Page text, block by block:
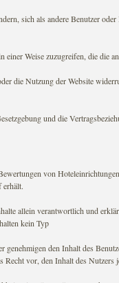
sich als andere Benutzer
Weise zuzugreifen, die die
die Nutzung der Website
und die
von
erhält.
allein verantwortlich und
kein Typ
genehmigen den Inhalt des
vor, den Inhalt des